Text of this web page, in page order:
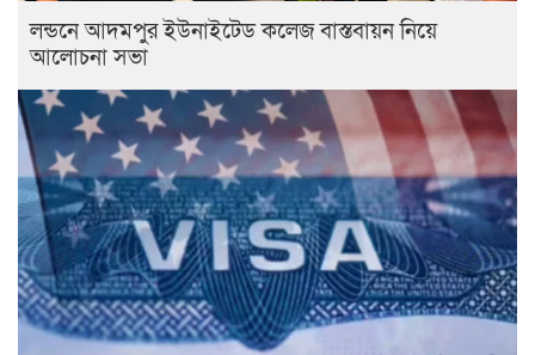
লন্ডনে আদমপুর ইউনাইটেড কলেজ বাস্তবায়ন নিয়ে
আলোচনা সভা